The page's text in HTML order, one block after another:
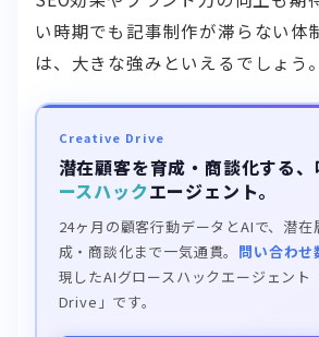
い時期でも記事制作が滞らない体
は、大きな強みといえるでしょう。
Creative Drive
潜在顧客を育成・商談化する
ースハックエージェント。
24ヶ月の顧客行動データとAIで、潜
成・商談化まで一気通貫。 問い合わ
現したAIグロースハックエージェン
Drive」です。